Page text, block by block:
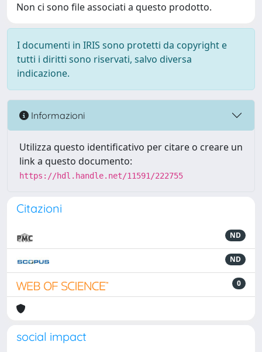
Non ci sono file associati a questo prodotto.
I documenti in IRIS sono protetti da copyright e
tutti i diritti sono riservati, salvo diversa
indicazione.
Informazioni
Utilizza questo identificativo per citare o creare un
link a questo documento:
https://hdl.handle.net/11591/222755
Citazioni
ND
ND
0
social impact